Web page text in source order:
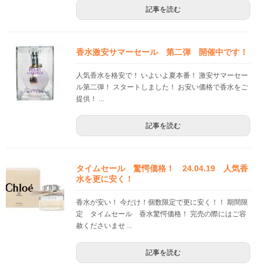
記事を読む
香水激安サマーセール 第二弾 開催中です！
人気香水を格安で！ いよいよ夏本番！ 激安サマーセー
ル第二弾！ スタートしました！ お安い価格で香水をご
提供！ ...
記事を読む
タイムセール 驚愕価格！ 24.04.19 人気香
水を更に安く！
香水が安い！ 今だけ！個数限定で更に安く！！ 期間限
定 タイムセール 香水驚愕価格！ 完売の際にはご容
赦くださいませ ...
記事を読む